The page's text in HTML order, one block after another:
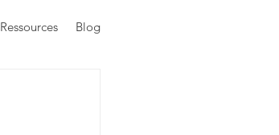
Ressources Blog